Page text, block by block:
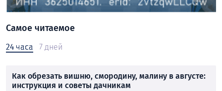
Самое читаемое
24 часа 7 дней
Как обрезать вишню, смородину, малину в августе:
инструкция и советы дачникам